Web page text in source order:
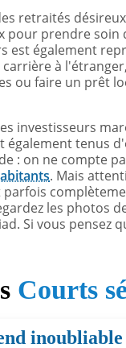
retraités
pour prendre
est également
à
ou faire un prêt
investisseurs
tenus
: on ne compte
. Mais
les photos
Si vous pensez
Courts
inoubliable